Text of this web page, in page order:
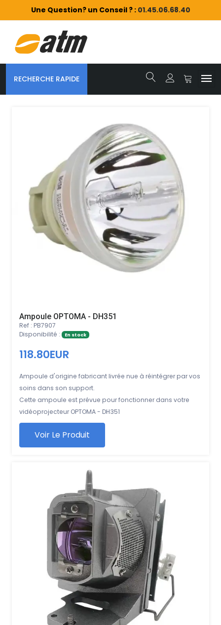
Une Question? un Conseil ? : 01.45.06.68.40
RECHERCHE RAPIDE
Ampoule OPTOMA - DH351
Ref : PB7907
Disponibilité :
En stock
118.80EUR
Ampoule d'origine fabricant livrée nue à réintégrer par vos
soins dans son support.
Cette ampoule est prévue pour fonctionner dans votre
vidéoprojecteur OPTOMA - DH351
Voir Le Produit